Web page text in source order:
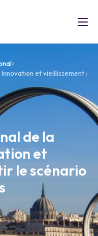
et vieillissement :
de la
et
le scénario